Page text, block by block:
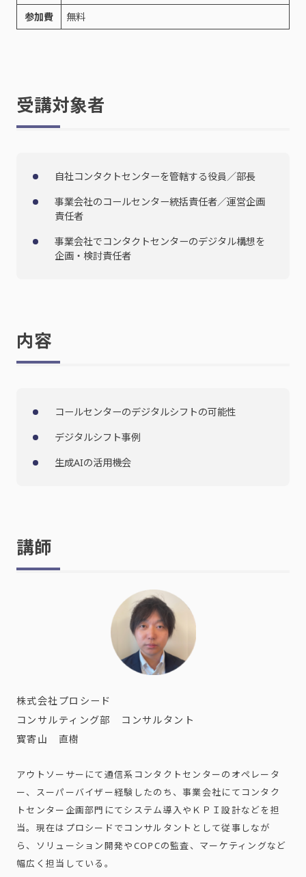
参加費
無料
受講対象者
自社コンタクトセンターを管轄する役員／部長
事業会社のコールセンター統括責任者／運営企画
責任者
事業会社でコンタクトセンターのデジタル構想を
企画・検討責任者
内容
コールセンターのデジタルシフトの可能性
デジタルシフト事例
生成AIの活用機会
講師
株式会社プロシード
コンサルティング部 コンサルタント
寳寄山 直樹
アウトソーサーにて通信系コンタクトセンターのオペレータ
ー、スーパーバイザー経験したのち、事業会社にてコンタク
トセンター企画部門にてシステム導入やＫＰＩ設計などを担
当。現在はプロシードでコンサルタントとして従事しなが
ら、ソリューション開発やCOPCの監査、マーケティングなど
幅広く担当している。